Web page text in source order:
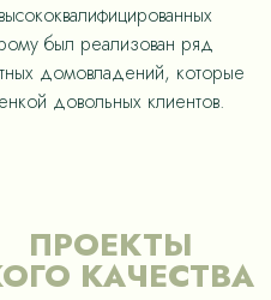
был реализован ряд
домовладений, которые
довольных клиентов.
ПРОЕКТЫ
КАЧЕСТВА